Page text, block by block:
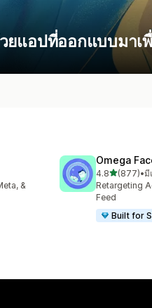
ยแอปที่ออกแบบมาเ
&
Omega
4.8เต็ม 5 ดาว
(877)
ทั้งหมด 877 รี
•มี
Retargeting
Feed
Built for